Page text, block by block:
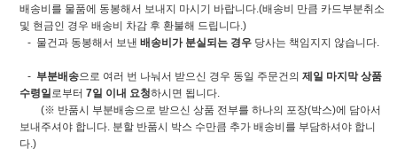
배송비를 물품에 동봉해서 보내지 마시기 바랍니다.(배송비 만큼 카드부분취소
및 현금인 경우 배송비 차감 후 환불해 드립니다.)
- 물건과 동봉해서 보낸 배송비가 분실되는 경우 당사는 책임지지 않습니다.
- 부분배송으로 여러 번 나눠서 받으신 경우 동일 주문건의 제일 마지막 상품
수령일로부터 7일 이내 요청하시면 됩니다.
(※ 반품시 부분배송으로 받으신 상품 전부를 하나의 포장(박스)에 담아서
보내주셔야 합니다. 분할 반품시 박스 수만큼 추가 배송비를 부담하셔야 합니
다.)